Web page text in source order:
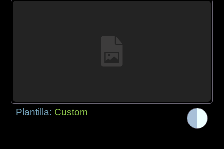
Plantilla: Custom